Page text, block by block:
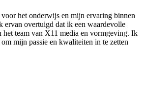
het onderwijs en mijn ervaring binnen
ervan overtuigd dat ik een waardevolle
het team van X11 media en vormgeving. Ik
mijn passie en kwaliteiten in te zetten